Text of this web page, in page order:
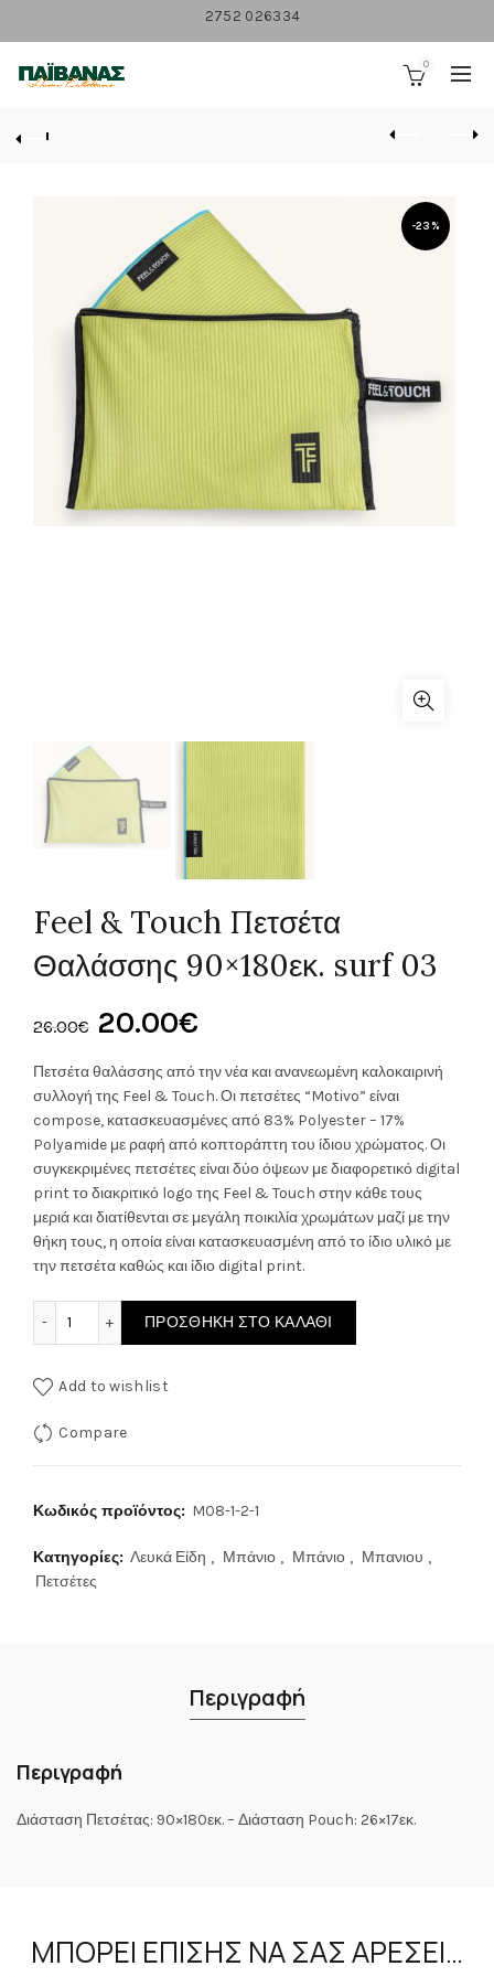
2752 026334
0
-23%
Feel & Touch Πετσέτα
Θαλάσσης 90×180εκ. surf 03
26.00€ Original
price
was:
26.00€.
20.00€
τρέχουσα
τιμή
είναι:
20.00€.
Πετσέτα θαλάσσης από την νέα και ανανεωμένη καλοκαιρινή
συλλογή της Feel & Touch. Οι πετσέτες “Motivo” είναι
compose, κατασκευασμένες από 83% Polyester – 17%
Polyamide με ραφή από κοπτοράπτη του ίδιου χρώματος. Οι
συγκεκριμένες πετσέτες είναι δύο όψεων με διαφορετικό digital
print το διακριτικό logo της Feel & Touch στην κάθε τους
μεριά και διατίθενται σε μεγάλη ποικιλία χρωμάτων μαζί με την
θήκη τους, η οποία είναι κατασκευασμένη από το ίδιο υλικό με
την πετσέτα καθώς και ίδιο digital print.
ΠΡΟΣΘΉΚΗ ΣΤΟ ΚΑΛΆΘΙ
Add to wishlist
Compare
Κωδικός προϊόντος: M08-1-2-1
Κατηγορίες: Λευκά Είδη , Μπάνιο , Μπάνιο , Μπανιου ,
Πετσέτες
Περιγραφή
Περιγραφή
Διάσταση Πετσέτας: 90×180εκ. – Διάσταση Pouch: 26×17εκ.
ΜΠΟΡΕΊ ΕΠΊΣΗΣ ΝΑ ΣΑΣ ΑΡΈΣΕΙ…